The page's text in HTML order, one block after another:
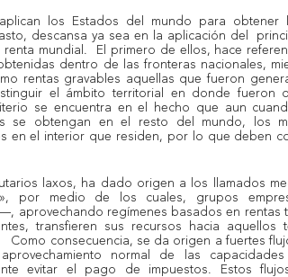
los Estados del mundo para obtener
descansa ya sea en la aplicación del
mundial. El primero de ellos, hace
dentro de las fronteras nacionales,
rentas gravables aquellas que fueron
el ámbito territorial en donde fueron
se encuentra en el hecho que aun
se obtengan en el resto del mundo, los
en el interior que residen, por lo que deben
laxos, ha dado origen a los llamados
por medio de los cuales, grupos
aprovechando regímenes basados en rentas
transfieren sus recursos hacia aquellos
consecuencia, se da origen a fuertes
normal de las capacidades
evitar el pago de impuestos. Estos